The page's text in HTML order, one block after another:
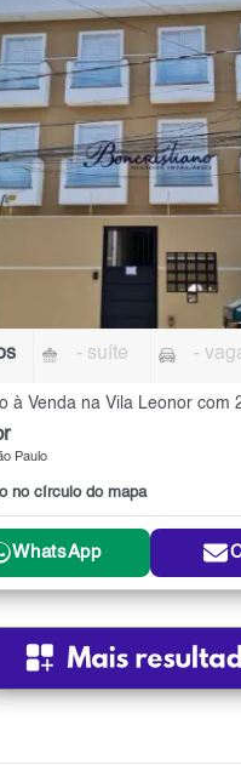
- suíte -
à Venda na Vila Leonor com
Paulo
no círculo do mapa
WhatsApp